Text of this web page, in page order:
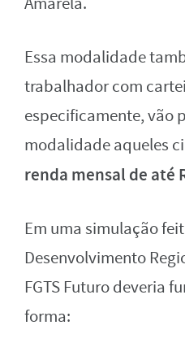
Essa modalidade
trabalhador com
especificamente, vão
modalidade aqueles
renda mensal de até
Em uma simulação
Desenvolvimento
FGTS Futuro deveria
forma: